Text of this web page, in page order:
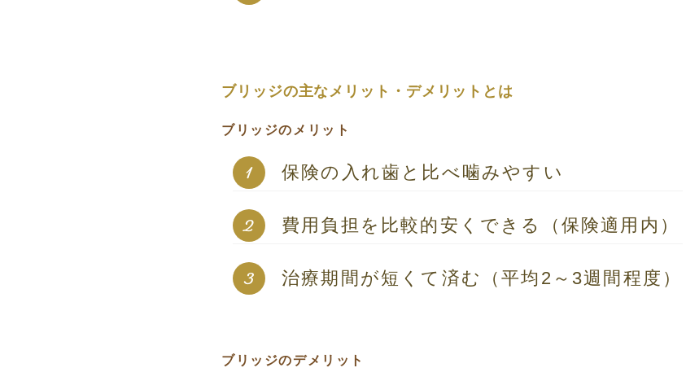
ブリッジの主なメリット・デメリットとは
ブリッジのメリット
保険の入れ歯と比べ噛みやすい
費用負担を比較的安くできる （保険適用内）
治療期間が短くて済む （平均2～3週間程度）
ブリッジのデメリット